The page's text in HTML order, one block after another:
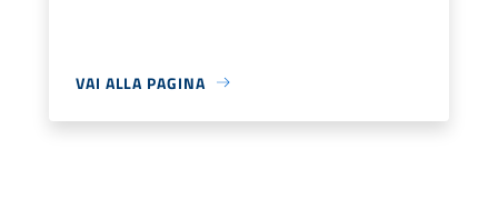
VAI ALLA PAGINA